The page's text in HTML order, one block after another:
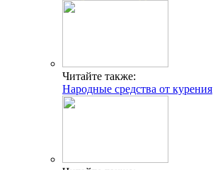
Читайте также:
Народные средства от курения